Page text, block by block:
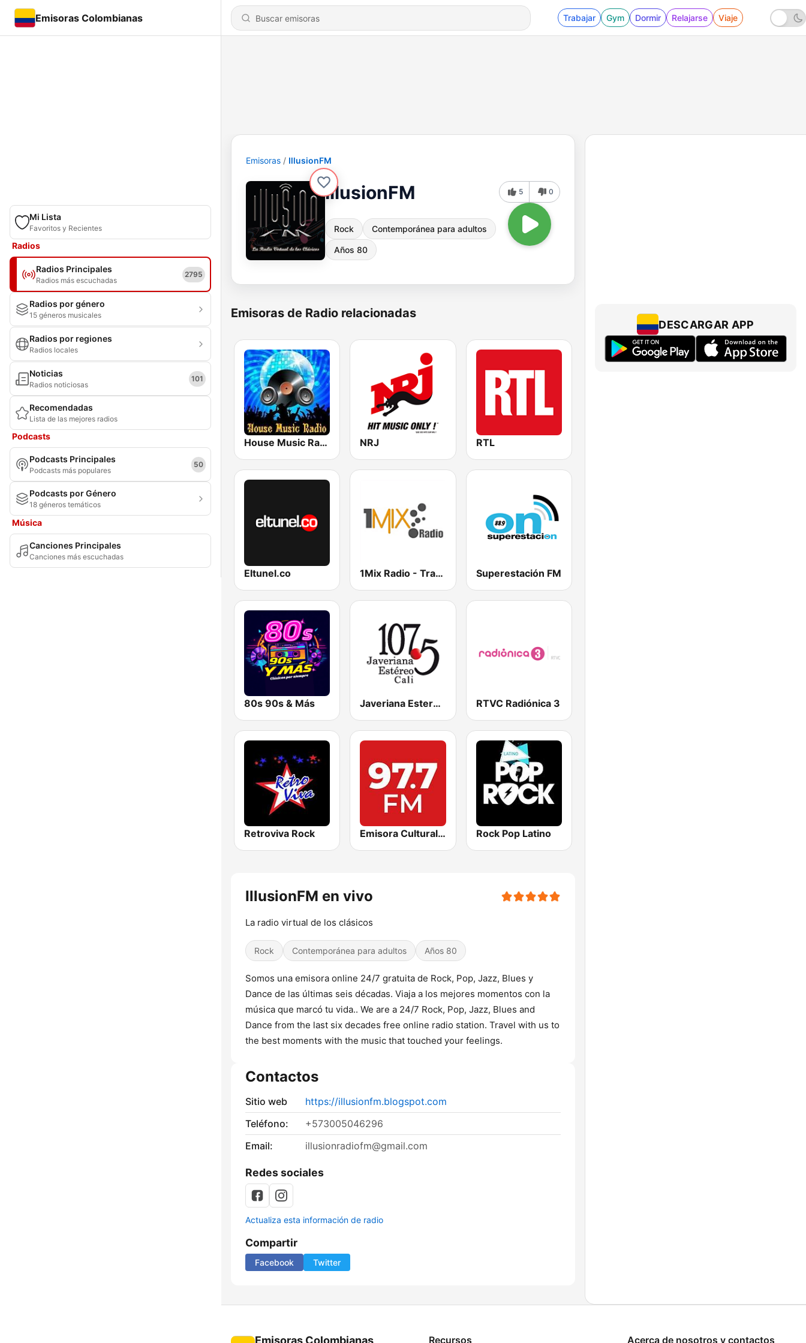
Emisoras Colombianas Trabajar Gym Dormir Relajarse Viaje
Mi Lista
Favoritos y Recientes
Radios
Radios Principales
Radios más escuchadas
2795
Radios por género
15 géneros musicales
Radios por regiones
Radios locales
Noticias
Radios noticiosas
101
Recomendadas
Lista de las mejores radios
Podcasts
Podcasts Principales
Podcasts más populares
50
Podcasts por Género
18 géneros temáticos
Música
Canciones Principales
Canciones más escuchadas
Emisoras IllusionFM
IllusionFM
Rock Contemporánea para adultos
Años 80
5 0
Emisoras de Radio relacionadas
House Music Radio NRJ RTL
Eltunel.co 1Mix Radio - Trance Superestación FM
80s 90s & Más Javeriana Estero Cali 107.5 FM RTVC Radiónica 3
Retroviva Rock Emisora Cultural RAC Rock Pop Latino
IllusionFM en vivo
La radio virtual de los clásicos
Rock Contemporánea para adultos Años 80
Somos una emisora online 24/7 gratuita de Rock, Pop, Jazz, Blues y
Dance de las últimas seis décadas. Viaja a los mejores momentos con la
música que marcó tu vida.. We are a 24/7 Rock, Pop, Jazz, Blues and
Dance from the last six decades free online radio station. Travel with us to
the best moments with the music that touched your feelings.
Contactos
Sitio web
https://illusionfm.blogspot.com
Teléfono:
+573005046296
Email:
illusionradiofm@gmail.com
Redes sociales
Actualiza esta información de radio
Compartir
Facebook Twitter
DESCARGAR APP
Recursos Acerca de nosotros y contactos